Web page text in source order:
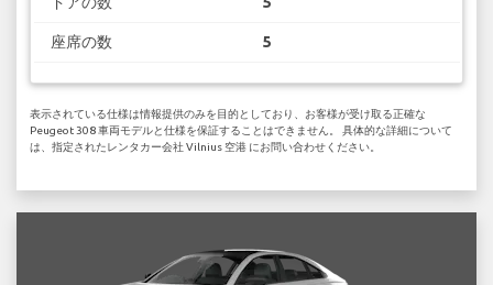
座席の数 5
表示されている仕様は情報提供のみを目的としており、お客様が受け取る正確な
Peugeot 308 車両モデルと仕様を保証することはできません。 具体的な詳細について
は、指定されたレンタカー会社 Vilnius 空港 にお問い合わせください。